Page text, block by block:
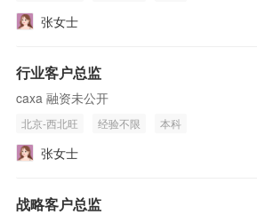
张女士
行业客户总监
caxa 融资未公开
北京-西北旺 经验不限 本科
张女士
战略客户总监